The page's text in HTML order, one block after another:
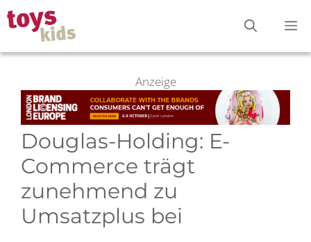
Zum
Inhalt
springen
Anzeige
Douglas-Holding: E-
Commerce trägt
zunehmend zu
Umsatzplus bei